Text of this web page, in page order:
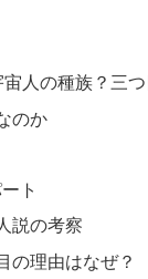
人の種族？三
のか
ト
説の考察
の理由はなぜ？